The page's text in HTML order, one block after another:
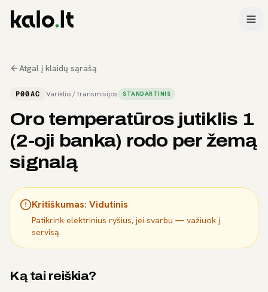
Atgal į klaidų sąrašą
P00AC Variklio / transmisijos STANDARTINIS
Oro temperatūros jutiklis 1
(2-oji banka) rodo per žemą
signalą
Kritiškumas: Vidutinis
Patikrink elektrinius ryšius, jei svarbu — važiuok į
servisą.
Ką tai reiškia?